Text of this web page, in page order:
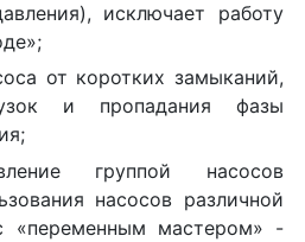
исключает работу
от коротких замыканий,
и пропадания фазы
группой насосов
насосов различной
мастером» -